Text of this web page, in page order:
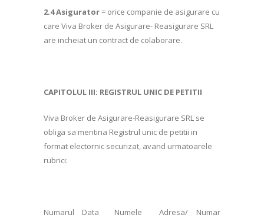
2.4 Asigurator= orice companie de asigurare cu
care Viva Broker de Asigurare- Reasigurare SRL
are incheiat un contract de colaborare.
CAPITOLUL III: REGISTRUL UNIC DE PETITII
Viva Broker de Asigurare-Reasigurare SRL se
obliga sa mentina Registrul unic de petitii in
format electornic securizat, avand urmatoarele
rubrici:
Numarul
Data
Numele
Adresa/
Numarul